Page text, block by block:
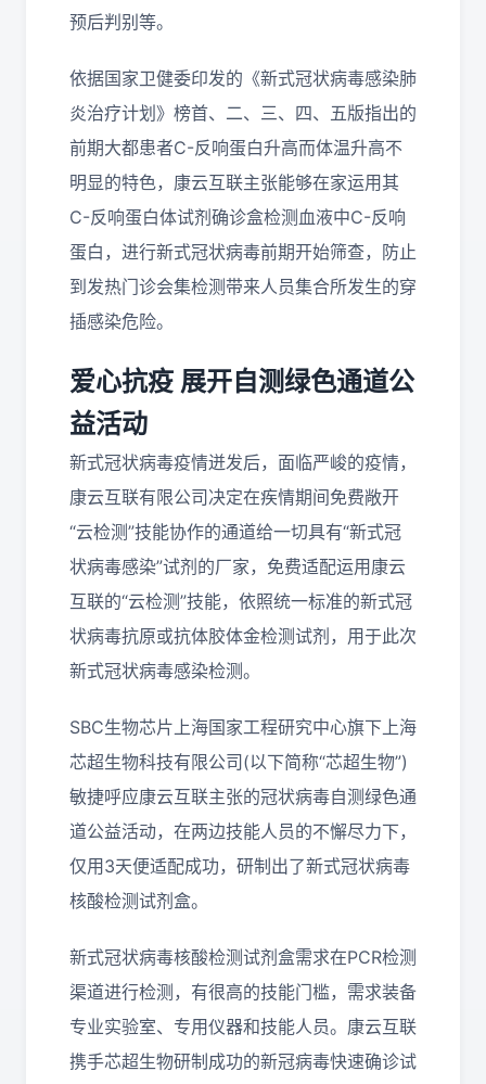
预后判别等。
依据国家卫健委印发的《新式冠状病毒感染肺
炎治疗计划》榜首、二、三、四、五版指出的
前期大都患者C-反响蛋白升高而体温升高不
明显的特色，康云互联主张能够在家运用其
C-反响蛋白体试剂确诊盒检测血液中C-反响
蛋白，进行新式冠状病毒前期开始筛查，防止
到发热门诊会集检测带来人员集合所发生的穿
插感染危险。
爱心抗疫 展开自测绿色通道公
益活动
新式冠状病毒疫情迸发后，面临严峻的疫情，
康云互联有限公司决定在疾情期间免费敞开
“云检测”技能协作的通道给一切具有“新式冠
状病毒感染”试剂的厂家，免费适配运用康云
互联的“云检测”技能，依照统一标准的新式冠
状病毒抗原或抗体胶体金检测试剂，用于此次
新式冠状病毒感染检测。
SBC生物芯片上海国家工程研究中心旗下上海
芯超生物科技有限公司(以下简称“芯超生物”)
敏捷呼应康云互联主张的冠状病毒自测绿色通
道公益活动，在两边技能人员的不懈尽力下，
仅用3天便适配成功，研制出了新式冠状病毒
核酸检测试剂盒。
新式冠状病毒核酸检测试剂盒需求在PCR检测
渠道进行检测，有很高的技能门槛，需求装备
专业实验室、专用仪器和技能人员。康云互联
携手芯超生物研制成功的新冠病毒快速确诊试